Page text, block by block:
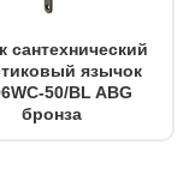
сантехнический
язычок
50/BL ABG
бронза